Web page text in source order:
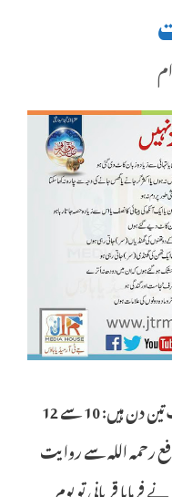
قربانی کے ایام واوقات قربانی کے صرف تین دن ہیں: 10 سے 12
رحمہ اللہ سے روایت
قربانی تو یوم